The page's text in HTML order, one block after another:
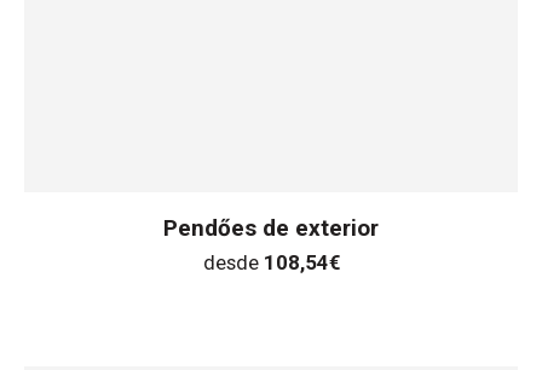
Pendőes de exterior
desde 108,54€